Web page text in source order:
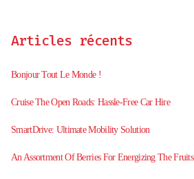
Articles récents
Bonjour Tout Le Monde !
Cruise The Open Roads: Hassle-Free Car Hire
SmartDrive: Ultimate Mobility Solution
An Assortment Of Berries For Energizing The Fruits